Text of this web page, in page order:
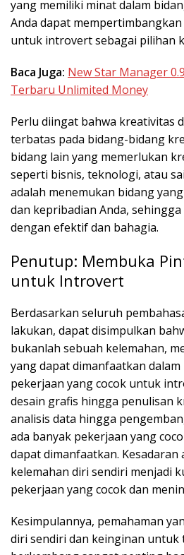
yang memiliki minat dalam
Anda dapat
untuk introvert sebagai pilihan
Baca Juga: New Star Manager
Terbaru Unlimited Money
Perlu diingat bahwa kreativitas
terbatas pada bidang-bidang
bidang lain yang memerlukan
seperti bisnis, teknologi, atau
adalah menemukan bidang
dan kepribadian Anda,
dengan efektif dan bahagia.
Penutup: Membuka
untuk Introvert
Berdasarkan seluruh
lakukan, dapat disimpulkan
bukanlah sebuah kelemahan,
yang dapat dimanfaatkan
pekerjaan yang cocok untuk
desain grafis hingga penulisan
analisis data hingga
ada banyak pekerjaan yang
dapat dimanfaatkan. Kesadaran
kelemahan diri sendiri menjadi
pekerjaan yang cocok dan
Kesimpulannya, pemahaman
diri sendiri dan keinginan untuk